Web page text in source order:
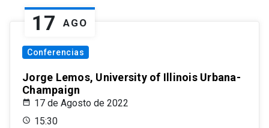
17 AGO
Conferencias
Jorge Lemos, University of Illinois Urbana-
Champaign
17 de Agosto de 2022
15:30